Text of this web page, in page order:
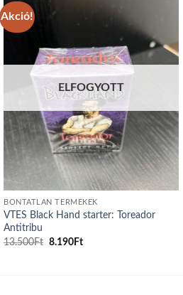
Akció!
ELFOGYOTT
BONTATLAN TERMÉKEK
VTES Black Hand starter: Toreador
Antitribu
13.500Ft Original
8.190 FtCurrent